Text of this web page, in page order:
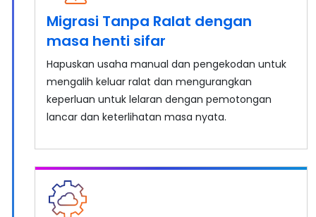
Migrasi Tanpa Ralat dengan
masa henti sifar
Hapuskan usaha manual dan pengekodan untuk
mengalih keluar ralat dan mengurangkan
keperluan untuk lelaran dengan pemotongan
lancar dan keterlihatan masa nyata.